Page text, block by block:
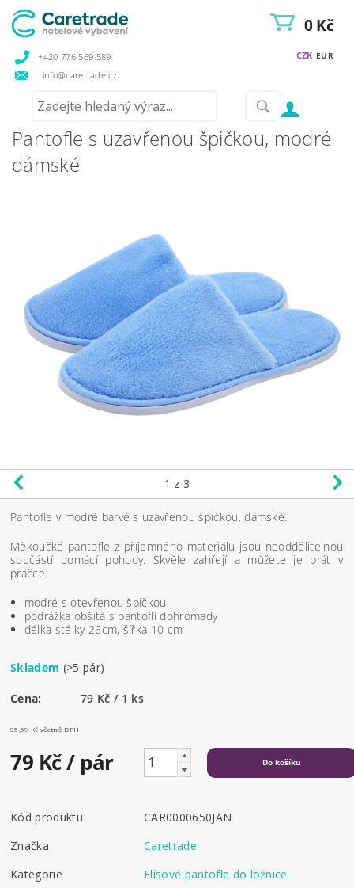
+420 776 569 589
info@caretrade.cz
CZK EUR
0 Kč
Pantofle s uzavřenou špičkou, modré
dámské
1 z 3
Pantofle v modré barvě s uzavřenou špičkou, dámské.
Měkoučké pantofle z příjemného materiálu jsou neoddělitelnou
součástí domácí pohody. Skvěle zahřejí a můžete je prát v
pračce.
modré s otevřenou špičkou
podrážka obšitá s pantoflí dohromady
délka stélky 26cm, šířka 10 cm
Skladem (>5 pár)
Cena: 79 Kč / 1 ks
95,59 Kč včetně DPH
79 Kč/ pár
Kód produktu
CAR0000650JAN
Značka
Caretrade
Kategorie
Flísové pantofle do ložnice